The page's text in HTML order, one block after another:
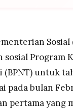
per bulan selama
Program
(BPNT) untuk
pada bulan
pertama yang